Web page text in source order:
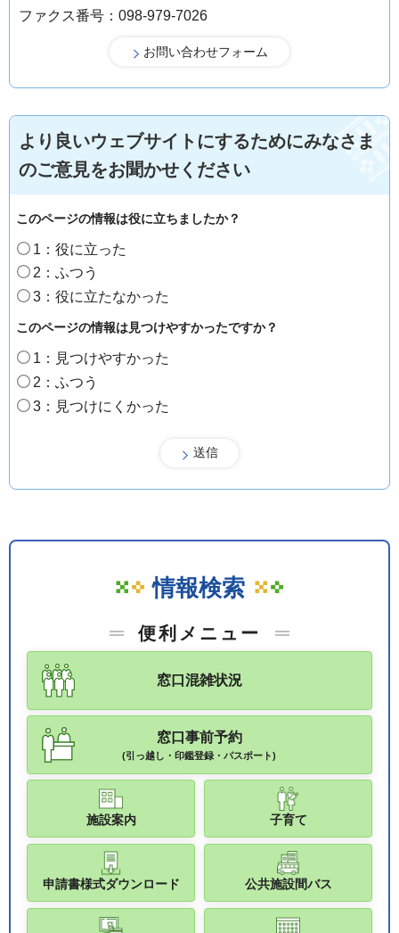
ファクス番号：098-979-7026
より良いウェブサイトにするためにみなさま
のご意見をお聞かせください
このページの情報は役に立ちましたか？
1：役に立った
2：ふつう
3：役に立たなかった
このページの情報は見つけやすかったですか？
1：見つけやすかった
2：ふつう
3：見つけにくかった
情報検索
便利メニュー
窓口混雑状況
窓口事前予約
(引っ越し・印鑑登録・パスポート)
施設案内 子育て
申請書様式ダウンロード 公共施設間バス